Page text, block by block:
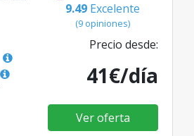
9.49 Excelente
(9 opiniones)
Precio desde:
41€/día
Ver oferta